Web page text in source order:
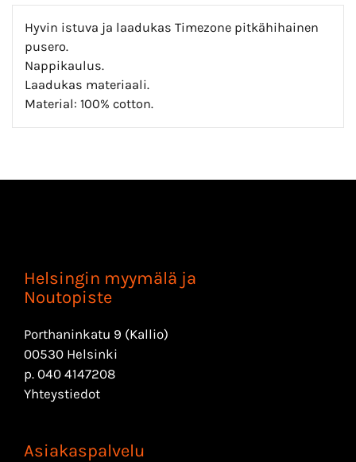
Hyvin istuva ja laadukas Timezone pitkähihainen
pusero.
Nappikaulus.
Laadukas materiaali.
Material: 100% cotton.
Helsingin myymälä ja
Noutopiste
Porthaninkatu 9 (Kallio)
00530 Helsinki
p. 040 4147208
Yhteystiedot
Asiakaspalvelu